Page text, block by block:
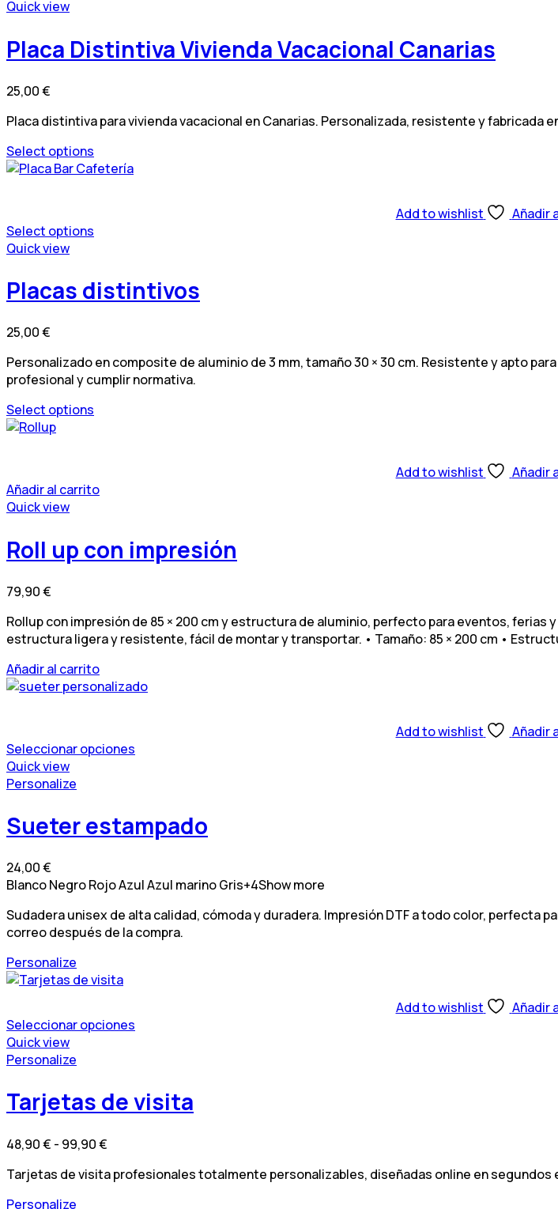
pueden
elegir
página
producto
Quick view
Placa Distintiva Vivienda Vacacional Canarias
25,00€
Placa distintiva para vivienda vacacional en Canarias. Personalizada, resistente y fabricada
Select options
Add to wishlist
Añadir
Select options
Este
tiene
múltiples
Las
se
pueden
elegir
en
producto
Quick view
Placas distintivos
25,00€
Personalizado en composite de aluminio de 3 mm, tamaño 30 × 30 cm. Resistente y apto
profesional y cumplir normativa.
Select options
Este
variantes.
Las
se
pueden
elegir
en
la
página
producto
Add to wishlist
Añadir
Añadir al carrito
Quick view
Roll up con impresión
79,90€
Rollup con impresión de 85 × 200 cm y estructura de aluminio, perfecto para eventos,
estructura ligera y resistente, fácil de montar y transportar. • Tamaño: 85 × 200 cm •
Añadir al carrito
Add to wishlist
Añadir
Seleccionar opciones
Este
producto
múltiples
variantes.
opciones
se
elegir
en
la
página
de
Quick view
Personalize
tiene
múltiples
opciones
pueden
elegir
la
página
producto
Sueter estampado
24,00€
BlancoNegroRojoAzulAzul marinoGris+4Show more
Sudadera unisex de alta calidad, cómoda y duradera. Impresión DTF a todo color,
correo después de la compra.
Personalize
producto
variantes.
opciones
pueden
elegir
en
la
página
Add to wishlist
Añadir
Seleccionar opciones
Este
producto
múltiples
variantes.
opciones
pueden
elegir
Quick view
Personalize
tiene
múltiples
Las
se
Tarjetas de visita
48,90€ - 99,90€
precios:
Tarjetas de visita profesionales totalmente personalizables, diseñadas online en segundos
Personalize